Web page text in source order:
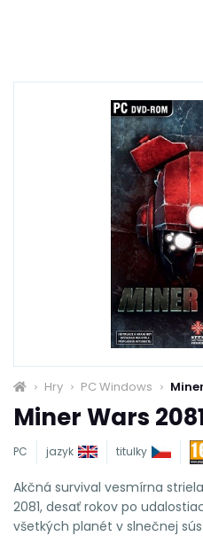
Hry PC Windows
Miner Wars
PC jazyk titulky
Akčná survival vesmírna
2081, desať rokov po
všetkých planét v slnečnej